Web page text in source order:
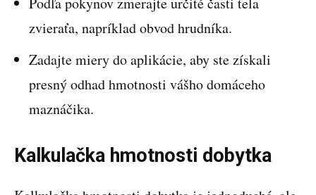
zvieraťa, napríklad obvod hrudníka.
Zadajte miery do aplikácie, aby ste získali
presný odhad hmotnosti vášho domáceho
maznáčika.
Kalkulačka hmotnosti dobytka